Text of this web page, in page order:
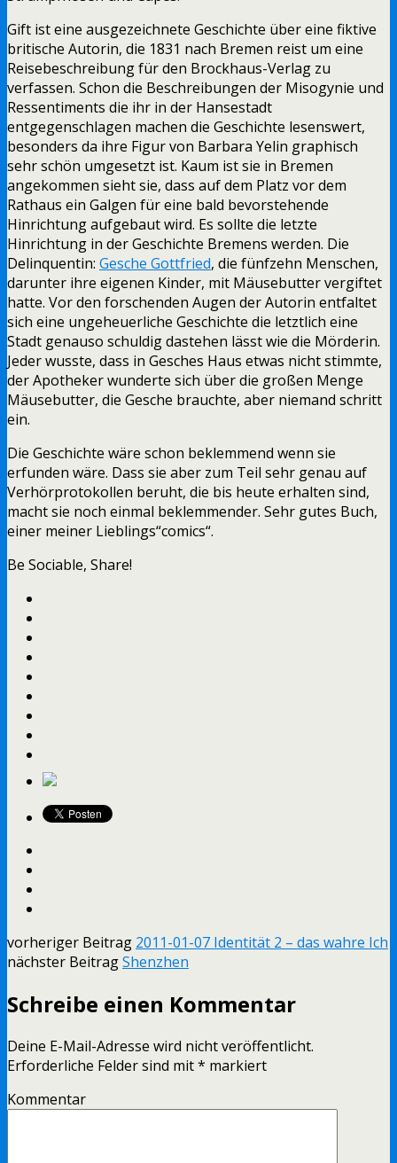
Gift ist eine ausgezeichnete Geschichte über eine fiktive
britische Autorin, die 1831 nach Bremen reist um eine
Reisebeschreibung für den Brockhaus-Verlag zu
verfassen. Schon die Beschreibungen der Misogynie und
Ressentiments die ihr in der Hansestadt
entgegenschlagen machen die Geschichte lesenswert,
besonders da ihre Figur von Barbara Yelin graphisch
sehr schön umgesetzt ist. Kaum ist sie in Bremen
angekommen sieht sie, dass auf dem Platz vor dem
Rathaus ein Galgen für eine bald bevorstehende
Hinrichtung aufgebaut wird. Es sollte die letzte
Hinrichtung in der Geschichte Bremens werden. Die
Delinquentin: Gesche Gottfried, die fünfzehn Menschen,
darunter ihre eigenen Kinder, mit Mäusebutter vergiftet
hatte. Vor den forschenden Augen der Autorin entfaltet
sich eine ungeheuerliche Geschichte die letztlich eine
Stadt genauso schuldig dastehen lässt wie die Mörderin.
Jeder wusste, dass in Gesches Haus etwas nicht stimmte,
der Apotheker wunderte sich über die großen Menge
Mäusebutter, die Gesche brauchte, aber niemand schritt
ein.
Die Geschichte wäre schon beklemmend wenn sie
erfunden wäre. Dass sie aber zum Teil sehr genau auf
Verhörprotokollen beruht, die bis heute erhalten sind,
macht sie noch einmal beklemmender. Sehr gutes Buch,
einer meiner Lieblings“comics“.
Be Sociable, Share!
vorheriger Beitrag 2011-01-07 Identität 2 – das wahre Ich
nächster BeitragShenzhen
Schreibe einen Kommentar
Deine E-Mail-Adresse wird nicht veröffentlicht.
Erforderliche Felder sind mit* markiert
Kommentar